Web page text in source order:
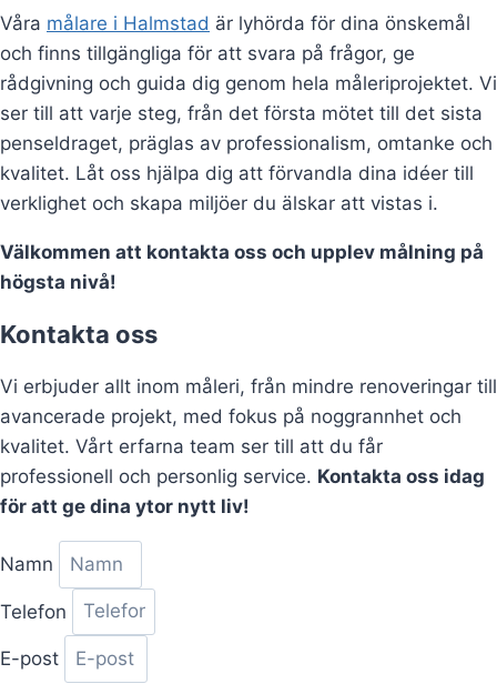
Våra målare i Halmstad är lyhörda för dina önskemål
och finns tillgängliga för att svara på frågor, ge
rådgivning och guida dig genom hela måleriprojektet. Vi
ser till att varje steg, från det första mötet till det sista
penseldraget, präglas av professionalism, omtanke och
kvalitet. Låt oss hjälpa dig att förvandla dina idéer till
verklighet och skapa miljöer du älskar att vistas i.
Välkommen att kontakta oss och upplev målning på
högsta nivå!
Kontakta oss
Vi erbjuder allt inom måleri, från mindre renoveringar till
avancerade projekt, med fokus på noggrannhet och
kvalitet. Vårt erfarna team ser till att du får
professionell och personlig service. Kontakta oss idag
för att ge dina ytor nytt liv!
Namn
Telefon
E-post